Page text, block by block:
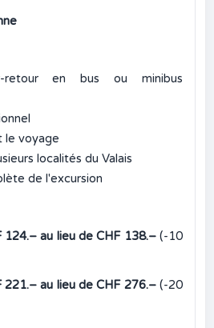
retour en bus ou minibus
le voyage
localités du Valais
de l'excursion
124.– au lieu de CHF 138.–(-10
221.– au lieu de CHF 276.–(-20